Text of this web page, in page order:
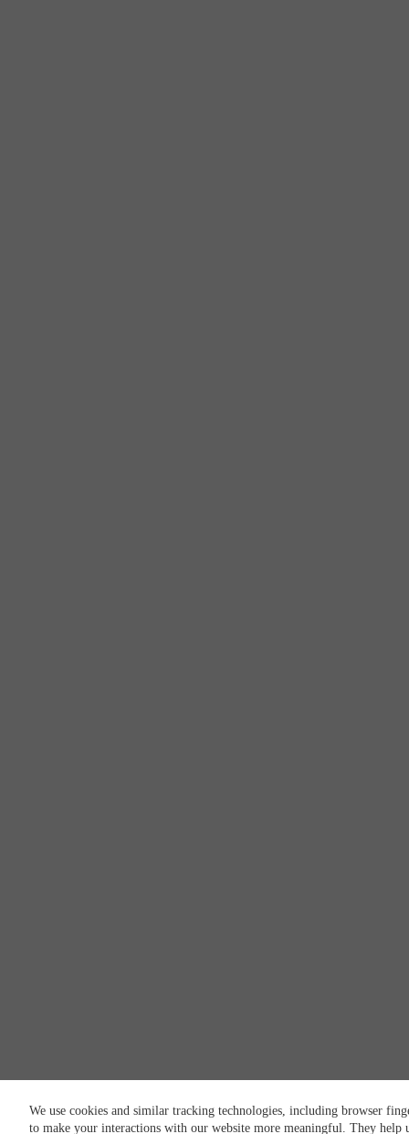
We use cookies and similar tracking technologies, including browser
to make your interactions with our website more meaningful. They help